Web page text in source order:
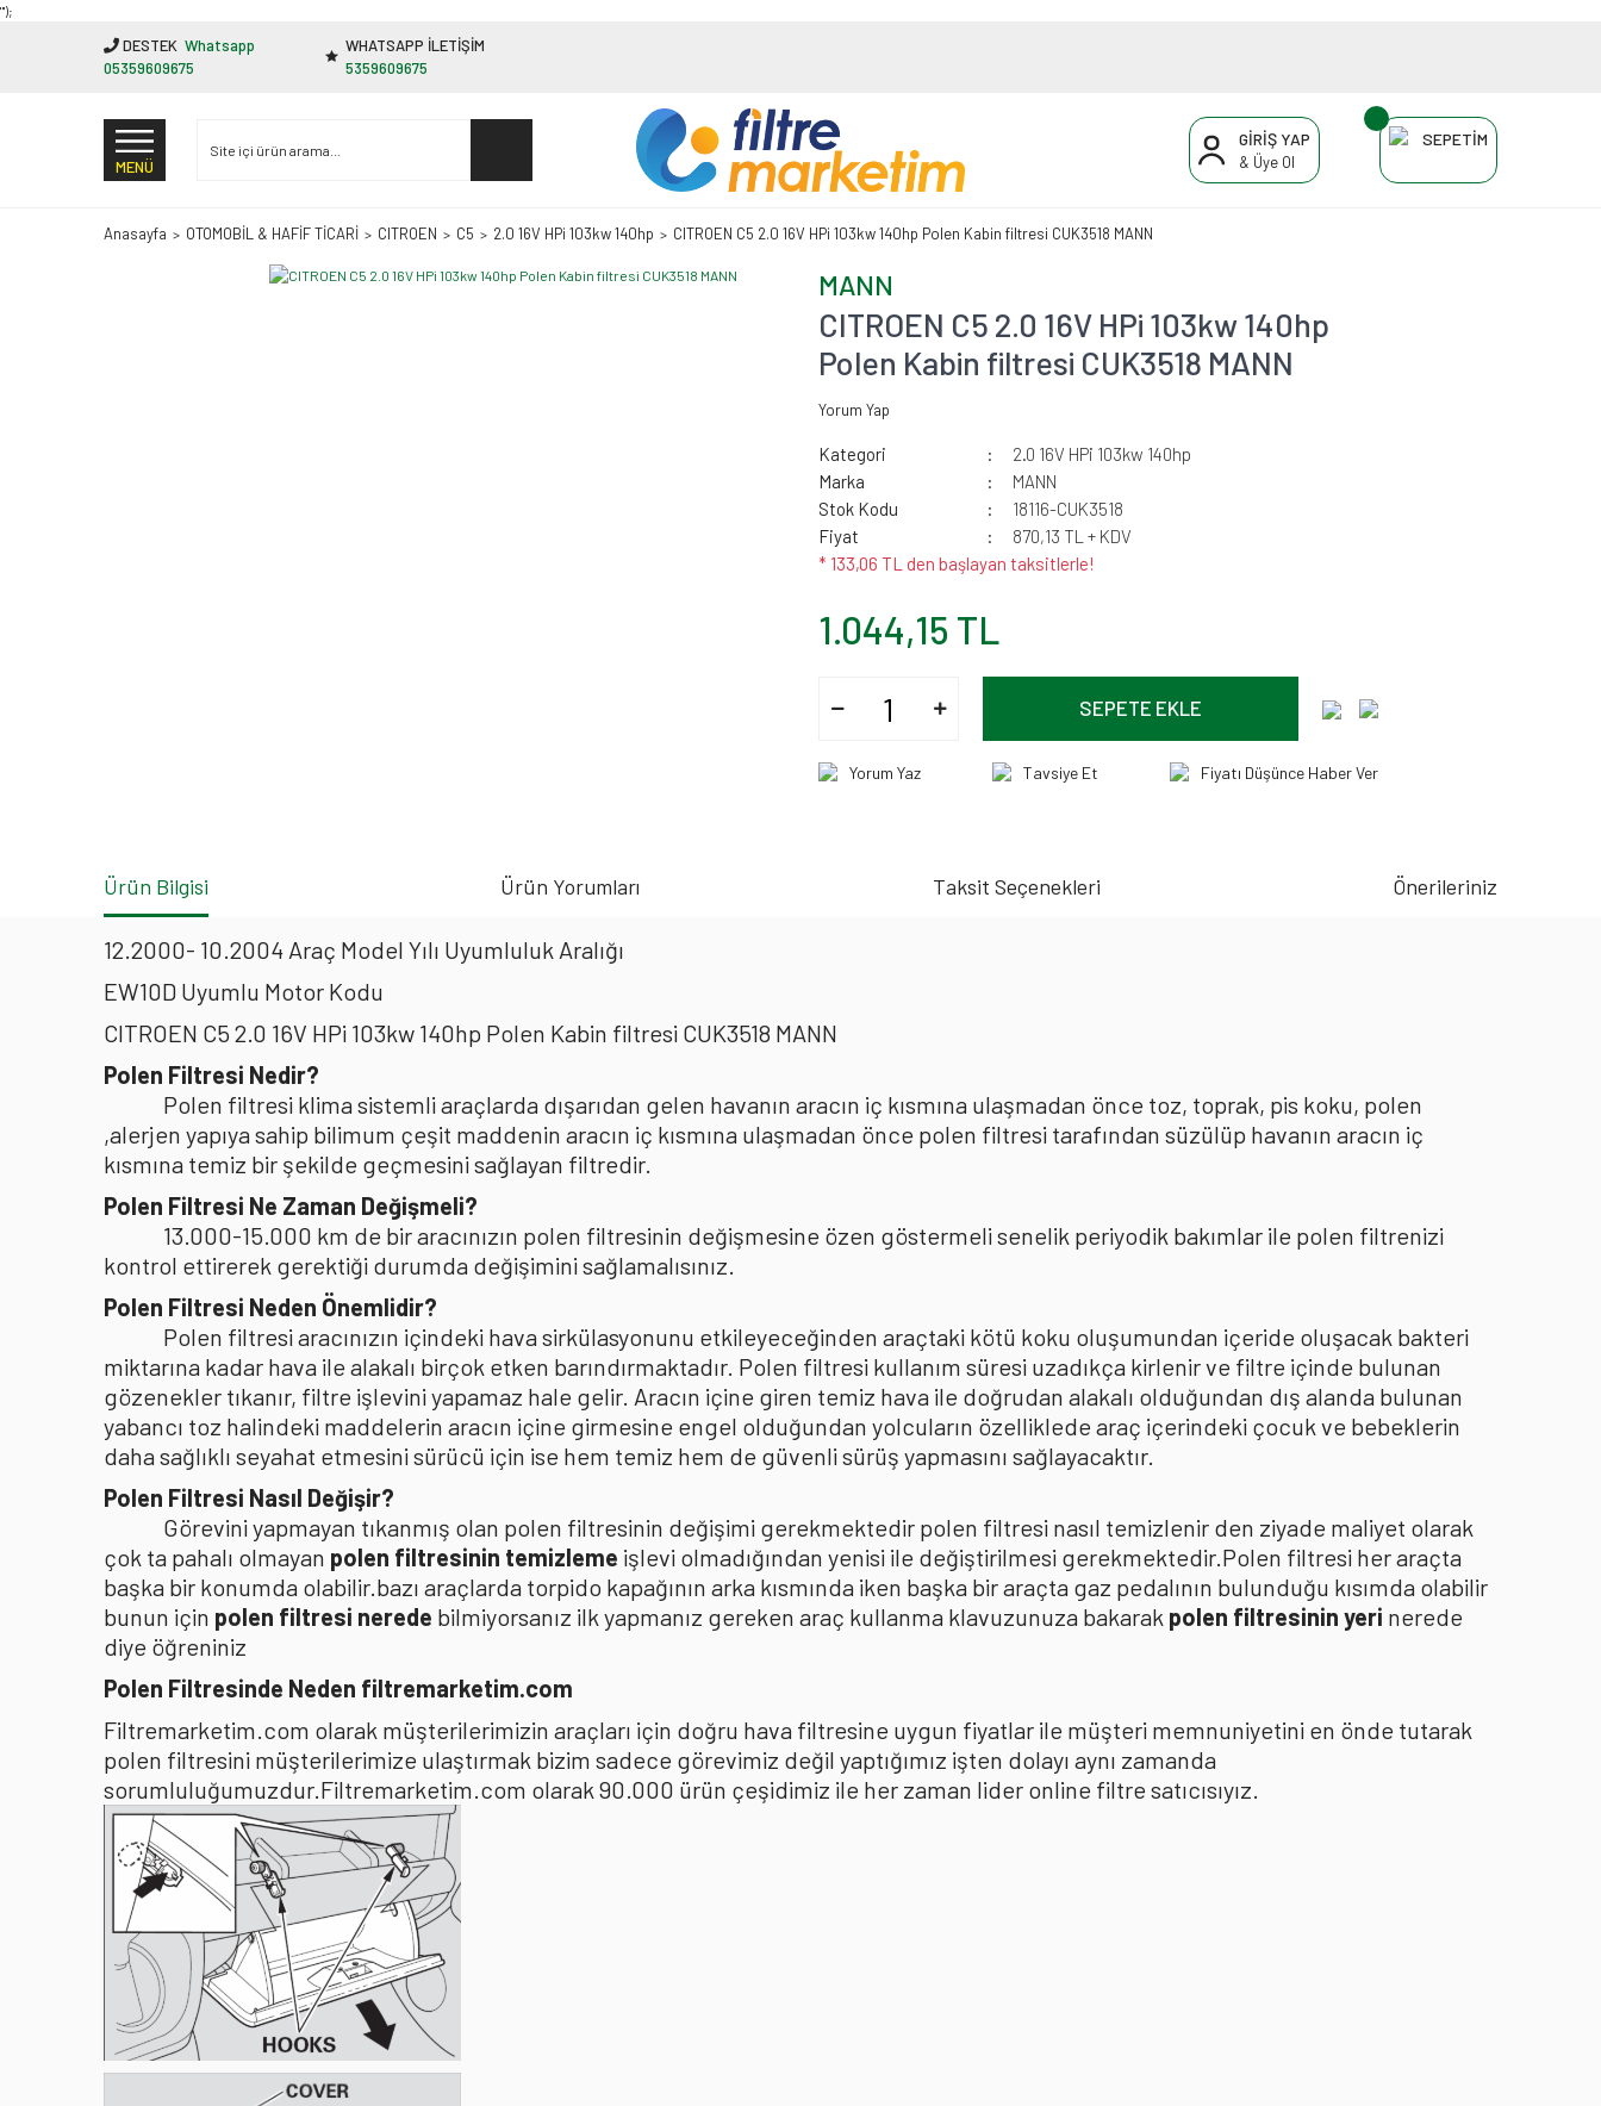
"');
DESTEK Whatsapp
05359609675
WHATSAPP İLETİŞİM
5359609675
MENÜ
GİRİŞ YAP
& Üye Ol
SEPETİM
Anasayfa OTOMOBİL & HAFİF TİCARİ CITROEN C5 2.0 16V HPi 103kw 140hp CITROEN C5 2.0 16V HPi 103kw 140hp Polen Kabin filtresi CUK3518 MANN
MANN
CITROEN C5 2.0 16V HPi 103kw 140hp
Polen Kabin filtresi CUK3518 MANN
Yorum Yap
Kategori
2.0 16V HPi 103kw 140hp
Marka
MANN
Stok Kodu
18116-CUK3518
Fiyat
870,13 TL + KDV
* 133,06 TL den başlayan taksitlerle!
1.044,15 TL
SEPETE EKLE
Yorum Yaz Tavsiye Et Fiyatı Düşünce Haber Ver
Ürün Bilgisi Ürün Yorumları Taksit Seçenekleri Önerileriniz
12.2000- 10.2004 Araç Model Yılı Uyumluluk Aralığı
EW10D Uyumlu Motor Kodu
CITROEN C5 2.0 16V HPi 103kw 140hp Polen Kabin filtresi CUK3518 MANN
Polen Filtresi Nedir?
Polen filtresi klima sistemli araçlarda dışarıdan gelen havanın aracın iç kısmına ulaşmadan önce toz, toprak, pis koku, polen
,alerjen yapıya sahip bilimum çeşit maddenin aracın iç kısmına ulaşmadan önce polen filtresi tarafından süzülüp havanın aracın iç
kısmına temiz bir şekilde geçmesini sağlayan filtredir.
Polen Filtresi Ne Zaman Değişmeli?
13.000-15.000 km de bir aracınızın polen filtresinin değişmesine özen göstermeli senelik periyodik bakımlar ile polen filtrenizi
kontrol ettirerek gerektiği durumda değişimini sağlamalısınız.
Polen Filtresi Neden Önemlidir?
Polen filtresi aracınızın içindeki hava sirkülasyonunu etkileyeceğinden araçtaki kötü koku oluşumundan içeride oluşacak bakteri
miktarına kadar hava ile alakalı birçok etken barındırmaktadır. Polen filtresi kullanım süresi uzadıkça kirlenir ve filtre içinde bulunan
gözenekler tıkanır, filtre işlevini yapamaz hale gelir. Aracın içine giren temiz hava ile doğrudan alakalı olduğundan dış alanda bulunan
yabancı toz halindeki maddelerin aracın içine girmesine engel olduğundan yolcuların özelliklede araç içerindeki çocuk ve bebeklerin
daha sağlıklı seyahat etmesini sürücü için ise hem temiz hem de güvenli sürüş yapmasını sağlayacaktır.
Polen Filtresi Nasıl Değişir?
Görevini yapmayan tıkanmış olan polen filtresinin değişimi gerekmektedir polen filtresi nasıl temizlenir den ziyade maliyet olarak
çok ta pahalı olmayan polen filtresinin temizleme işlevi olmadığından yenisi ile değiştirilmesi gerekmektedir.Polen filtresi her araçta
başka bir konumda olabilir.bazı araçlarda torpido kapağının arka kısmında iken başka bir araçta gaz pedalının bulunduğu kısımda olabilir
bunun için polen filtresi nerede bilmiyorsanız ilk yapmanız gereken araç kullanma klavuzunuza bakarak polen filtresinin yeri nerede
diye öğreniniz
Polen Filtresinde Neden filtremarketim.com
Filtremarketim.com olarak müşterilerimizin araçları için doğru hava filtresine uygun fiyatlar ile müşteri memnuniyetini en önde tutarak
polen filtresini müşterilerimize ulaştırmak bizim sadece görevimiz değil yaptığımız işten dolayı aynı zamanda
sorumluluğumuzdur.Filtremarketim.com olarak 90.000 ürün çeşidimiz ile her zaman lider online filtre satıcısıyız.